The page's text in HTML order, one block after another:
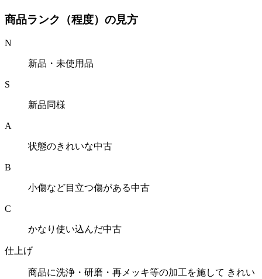
商品ランク（程度）の見方
N
新品・未使用品
S
新品同様
A
状態のきれいな中古
B
小傷など目立つ傷がある中古
C
かなり使い込んだ中古
仕上げ
商品に洗浄・研磨・再メッキ等の加工を施して きれい